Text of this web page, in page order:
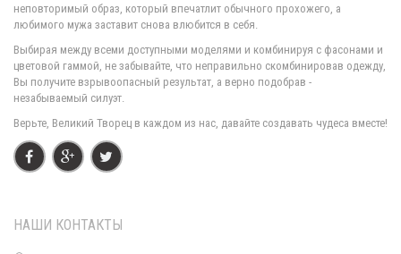
Женская трикотажная кофта с воланом
420.00грн.
неповторимый образ, который впечатлит обычного прохожего, а
любимого мужа заставит снова влюбится в себя.
Выбирая между всеми доступными моделями и комбинируя с фасонами и
цветовой гаммой, не забывайте, что неправильно скомбинировав одежду,
Вы получите взрывоопасный результат, а верно подобрав -
незабываемый силуэт.
Верьте, Великий Творец в каждом из нас, давайте создавать чудеса вместе!
НАШИ КОНТАКТЫ